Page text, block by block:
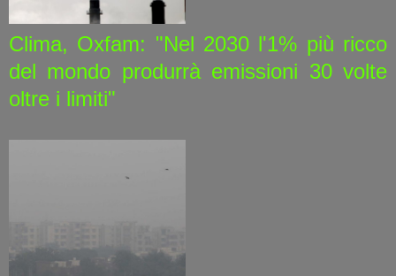
Clima, Oxfam: "Nel 2030 l'1% più ricco
del mondo produrrà emissioni 30 volte
oltre i limiti"